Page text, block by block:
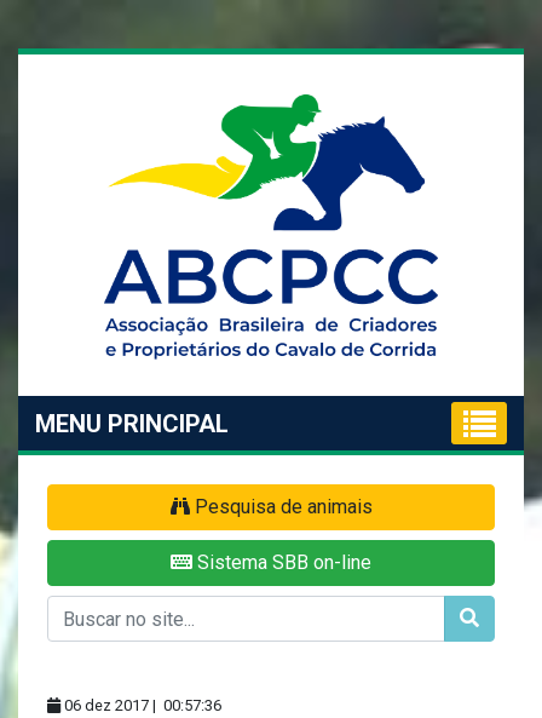
MENU PRINCIPAL
Pesquisa de animais
Sistema SBB on-line
06 dez 2017 | 00:57:36